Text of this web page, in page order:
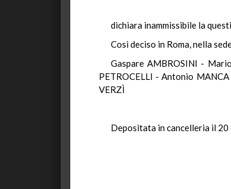
dichiara inammissibile la
Così deciso in Roma, nella
Gaspare AMBROSINI -
PETROCELLI - Antonio
VERZÌ
Depositata in cancelleria il 20